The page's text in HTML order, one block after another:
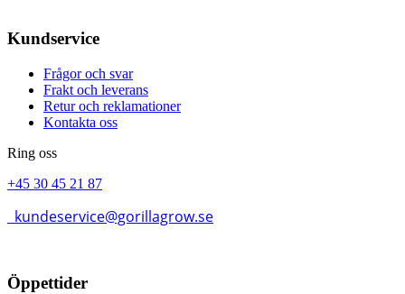
Kundservice
Frågor och svar
Frakt och leverans
Retur och reklamationer
Kontakta oss
Ring oss
+45 30 45 21 87
kundeservice@gorillagrow.se
Öppettider